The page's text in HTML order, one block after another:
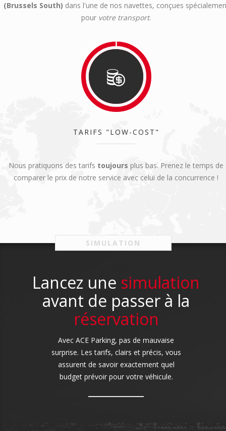
(Brussels South) dans l'une de nos navettes, conçues
pour votre transport.
TARIFS "LOW-COST"
Nous pratiquons des tarifs toujours plus bas. Prenez le temps de
comparer le prix de notre service avec celui de la concurrence !
SIMULATION
Lancez une simulation
avant de passer à la
réservation
Avec ACE Parking, pas de mauvaise
surprise. Les tarifs, clairs et précis, vous
assurent de savoir exactement quel
budget prévoir pour votre véhicule.